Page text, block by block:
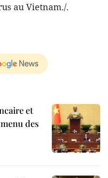
au Vietnam./.
et
des